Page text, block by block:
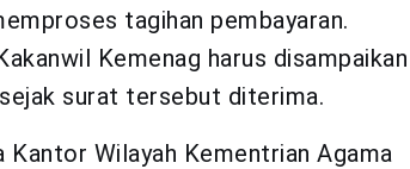
tagihan pembayaran.
Kemenag harus disampaikan
surat tersebut diterima.
Kantor Wilayah Kementrian Agama